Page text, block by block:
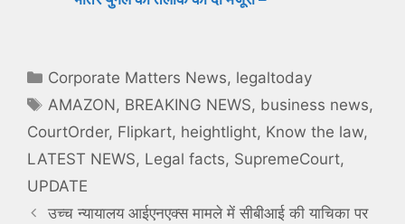
Categories
Corporate Matters News, legaltoday
Tags
AMAZON, BREAKING NEWS, business news,
CourtOrder, Flipkart, heightlight, Know the law,
LATEST NEWS, Legal facts, SupremeCourt,
UPDATE
उच्च न्यायालय आईएनएक्स मामले में सीबीआई की याचिका पर